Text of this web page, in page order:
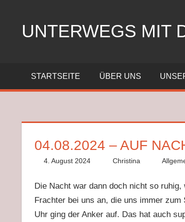
springenUNTERWEGS MIT
der
SY
STARTSEITE ÜBER UNS
04.08.2024 – AUF
4. August 2024 Christina
Die Nacht war dann doch nicht so
Frachter bei uns an, die uns immer
Uhr ging der Anker auf. Das hat auch